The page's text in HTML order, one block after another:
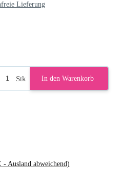
Lieferung
Stk In den Warenkorb
- Ausland abweichend)